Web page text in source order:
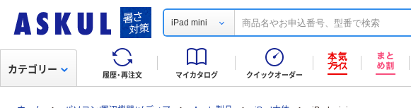
iPad mini
履歴・再注文 マイカタログ クイックオーダー
カテゴリー